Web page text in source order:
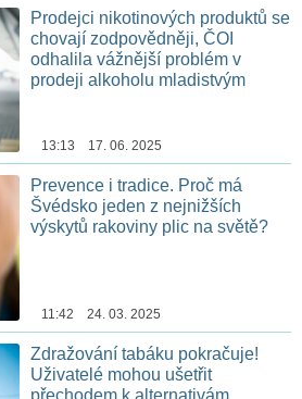
Prodejci nikotinových produktů se
chovají zodpovědněji, ČOI
odhalila vážnější problém v
prodeji alkoholu mladistvým
13:13 17. 06. 2025
Prevence i tradice. Proč má
Švédsko jeden z nejnižších
výskytů rakoviny plic na světě?
11:42 24. 03. 2025
Zdražování tabáku pokračuje!
Uživatelé mohou ušetřit